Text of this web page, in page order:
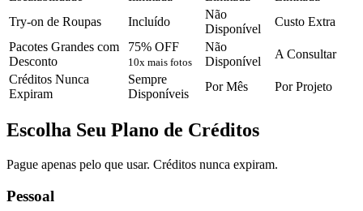
Try-on de Roupas
Incluído
Não
Disponível
Custo Extra
Pacotes Grandes com
Desconto
75% OFF
10x mais fotos
Não
Disponível
A Consultar
Créditos Nunca
Expiram
Sempre
Disponíveis
Por Mês Por Projeto
Escolha Seu Plano de Créditos
Pague apenas pelo que usar. Créditos nunca expiram.
Pessoal